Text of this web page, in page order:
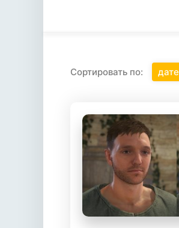
Сортировать по: дате